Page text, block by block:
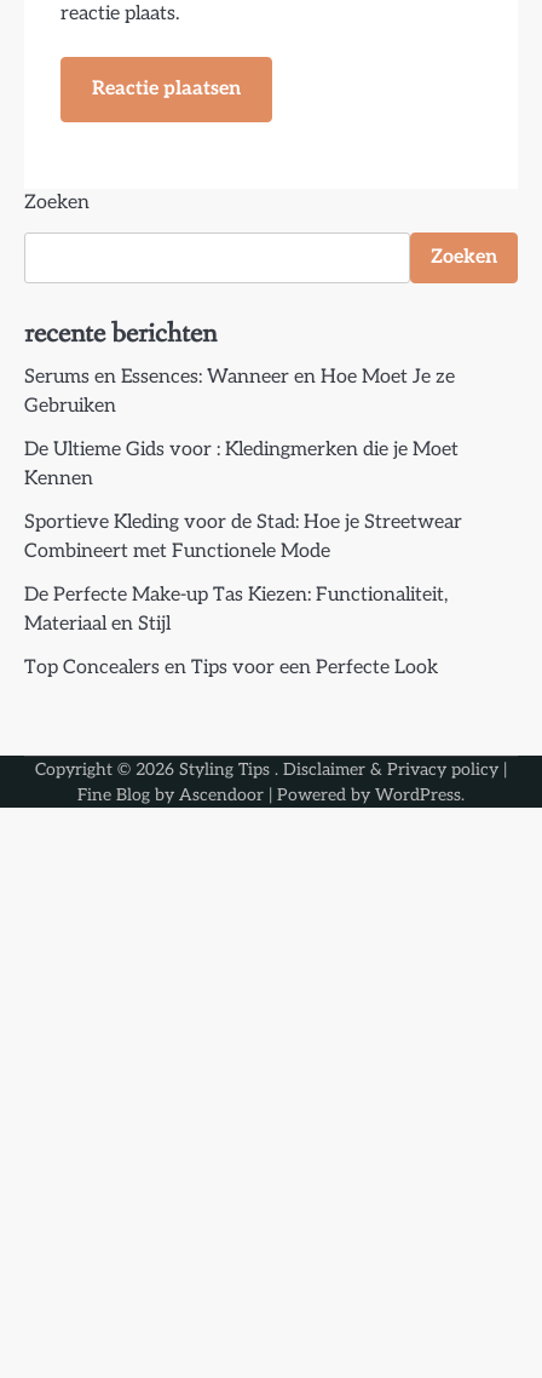
reactie plaats.
Zoeken
Zoeken
recente berichten
Serums en Essences: Wanneer en Hoe Moet Je ze
Gebruiken
De Ultieme Gids voor : Kledingmerken die je Moet
Kennen
Sportieve Kleding voor de Stad: Hoe je Streetwear
Combineert met Functionele Mode
De Perfecte Make-up Tas Kiezen: Functionaliteit,
Materiaal en Stijl
Top Concealers en Tips voor een Perfecte Look
Copyright © 2026 Styling Tips . Disclaimer & Privacy policy |
Fine Blog by Ascendoor | Powered by WordPress.